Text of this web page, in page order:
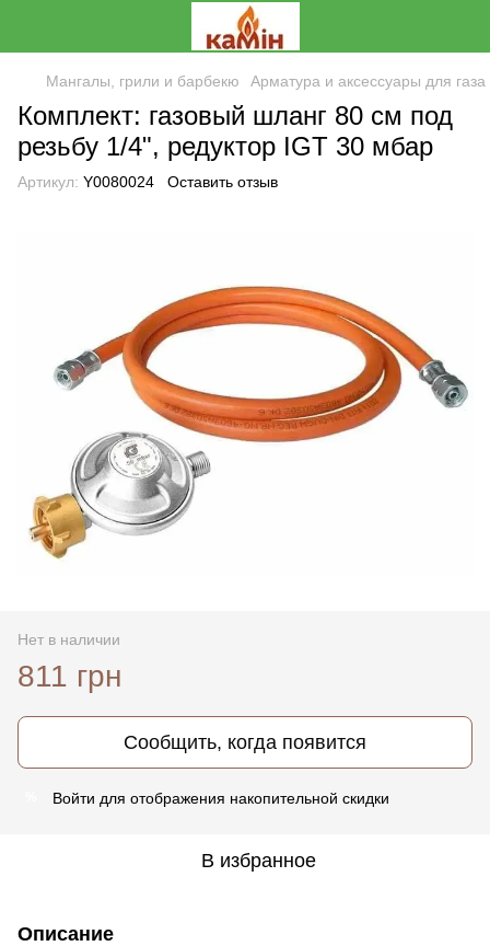
Мангалы, грили и барбекю Арматура и аксессуары для газа
Комплект: газовый шланг 80 см под
резьбу 1/4", редуктор IGT 30 мбар
Артикул: Y0080024 Оставить отзыв
Нет в наличии
811 грн
Сообщить, когда появится
Войти для отображения накопительной скидки
В избранное
Описание